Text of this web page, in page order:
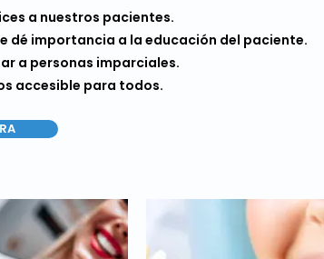
a nuestros pacientes.
dé importancia a la educación del paciente.
a personas imparciales.
accesible para todos.